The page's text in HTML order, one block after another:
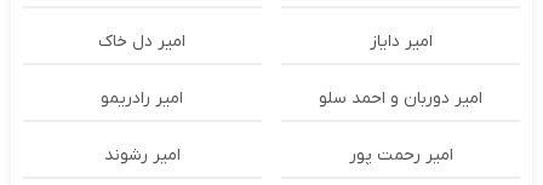
امیر دایاز امیر دل خاک
امیر دوربان و احمد سلو امیر رادریمو
امیر رحمت پور امیر رشوند